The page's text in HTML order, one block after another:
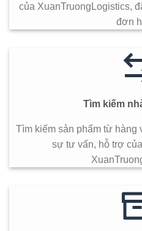
của XuanTruongLogistics,
đơn
Tìm kiếm
Tìm kiếm sản phẩm từ hàng
sự tư vấn, hỗ trợ